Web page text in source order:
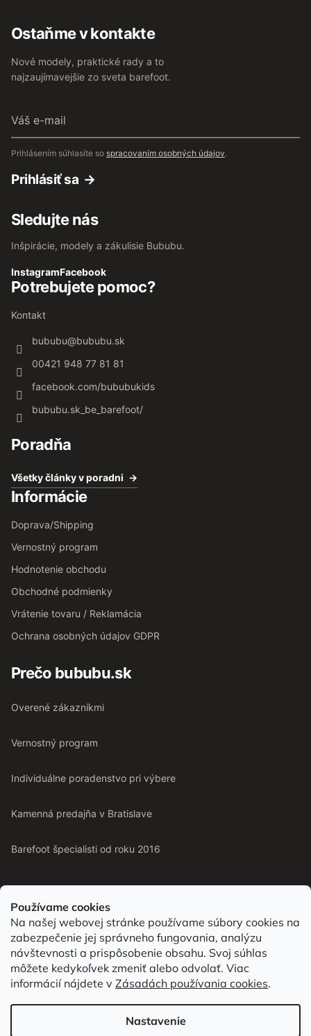
Používame cookies
Na našej webovej stránke používame súbory cookies na
zabezpečenie jej správneho fungovania, analýzu
návštevnosti a prispôsobenie obsahu. Svoj súhlas
môžete kedykoľvek zmeniť alebo odvolať. Viac
informácií nájdete v Zásadách používania cookies.
Nastavenie
Ostaňme v kontakte
Nové modely, praktické rady a to
najzaujímavejšie zo sveta barefoot.
e-
mail
Prihlásením súhlasíte so spracovaním osobných údajov.
Prihlásiť sa
Sledujte nás
Inšpirácie, modely a zákulisie Bububu.
InstagramFacebook
Potrebujete pomoc?
Kontakt
bububu@bububu.sk
00421 948 77 81 81
facebook.com/bububukids
bububu.sk_be_barefoot/
Poradňa
Všetky články v poradni
Informácie
Doprava/Shipping
Vernostný program
Hodnotenie obchodu
Obchodné podmienky
Vrátenie tovaru / Reklamácia
Ochrana osobných údajov GDPR
Prečo bububu.sk
Overené zákazníkmi
Vernostný program
Individuálne poradenstvo pri výbere
Kamenná predajňa v Bratislave
Barefoot špecialisti od roku 2016
Od roku 2016 pomáhame vyberať barefoot topánky podľa
chodidla. Nájdete nás aj v predajni v Bratislave.
Vytvoril Shoptet